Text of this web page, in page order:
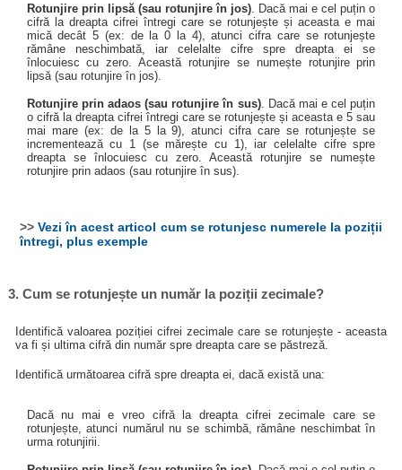
Rotunjire prin lipsă (sau rotunjire în jos) . Dacă mai e cel puțin o
cifră la dreapta cifrei întregi care se rotunjește și aceasta e mai
mică decât 5 (ex: de la 0 la 4), atunci cifra care se rotunjește
rămâne neschimbată, iar celelalte cifre spre dreapta ei se
înlocuiesc cu zero. Această rotunjire se numește rotunjire prin
lipsă (sau rotunjire în jos).
Rotunjire prin adaos (sau rotunjire în sus). Dacă mai e cel puțin
o cifră la dreapta cifrei întregi care se rotunjește și aceasta e 5 sau
mai mare (ex: de la 5 la 9), atunci cifra care se rotunjește se
incrementează cu 1 (se mărește cu 1), iar celelalte cifre spre
dreapta se înlocuiesc cu zero. Această rotunjire se numește
rotunjire prin adaos (sau rotunjire în sus).
>> Vezi în acest articol cum se rotunjesc numerele la poziții
întregi, plus exemple
3. Cum se rotunjește un număr la poziții zecimale?
Identifică valoarea poziției cifrei zecimale care se rotunjește - aceasta
va fi și ultima cifră din număr spre dreapta care se păstreză.
Identifică următoarea cifră spre dreapta ei, dacă există una:
Dacă nu mai e vreo cifră la dreapta cifrei zecimale care se
rotunjește, atunci numărul nu se schimbă, rămâne neschimbat în
urma rotunjirii.